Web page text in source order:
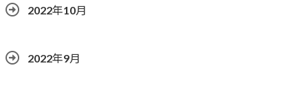
2022年10月
2022年9月